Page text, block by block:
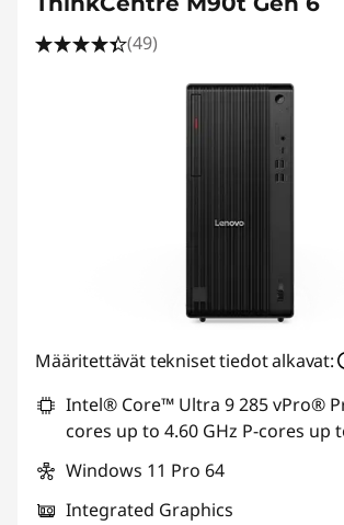
(49)
Määritettävät tekniset tiedot alkavat:
Intel® Core™ Ultra 9 285 vPro®
cores up to 4.60 GHz P-cores up
Windows 11 Pro 64
Integrated Graphics